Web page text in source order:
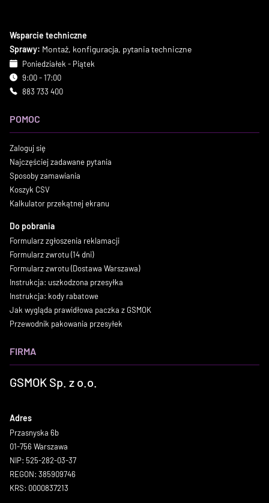
Wsparcie techniczne
Sprawy: Montaż, konfiguracja, pytania techniczne
Poniedziałek - Piątek
9:00 - 17:00
883 733 400
POMOC
Zaloguj się
Najczęściej zadawane pytania
Sposoby zamawiania
Koszyk CSV
Kalkulator przekątnej ekranu
Do pobrania
Formularz zgłoszenia reklamacji
Formularz zwrotu (14 dni)
Formularz zwrotu (Dostawa Warszawa)
Instrukcja: uszkodzona przesyłka
Instrukcja: kody rabatowe
Jak wygląda prawidłowa paczka z GSMOK
Przewodnik pakowania przesyłek
FIRMA
GSMOK Sp. z o.o.
Adres
Przasnyska 6b
01-756 Warszawa
NIP: 525-282-03-37
REGON: 385909746
KRS: 0000837213